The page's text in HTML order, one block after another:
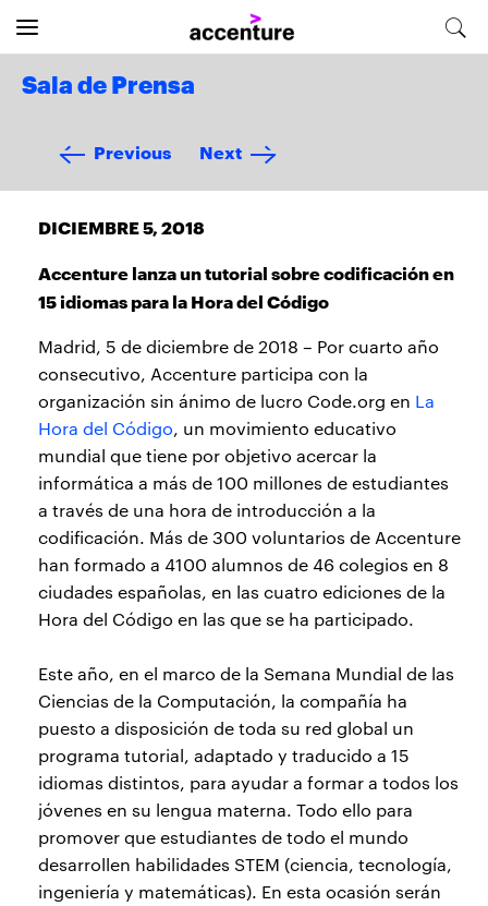
Sala de Prensa
Previous Next
DICIEMBRE 5, 2018
Accenture lanza un tutorial sobre codificación en
15 idiomas para la Hora del Código
Madrid, 5 de diciembre de 2018 – Por cuarto año
consecutivo, Accenture participa con la
organización sin ánimo de lucro Code.org en La
Hora del Código, un movimiento educativo
mundial que tiene por objetivo acercar la
informática a más de 100 millones de estudiantes
a través de una hora de introducción a la
codificación. Más de 300 voluntarios de Accenture
han formado a 4100 alumnos de 46 colegios en 8
ciudades españolas, en las cuatro ediciones de la
Hora del Código en las que se ha participado.
Este año, en el marco de la Semana Mundial de las
Ciencias de la Computación, la compañía ha
puesto a disposición de toda su red global un
programa tutorial, adaptado y traducido a 15
idiomas distintos, para ayudar a formar a todos los
jóvenes en su lengua materna. Todo ello para
promover que estudiantes de todo el mundo
desarrollen habilidades STEM (ciencia, tecnología,
ingeniería y matemáticas). En esta ocasión serán